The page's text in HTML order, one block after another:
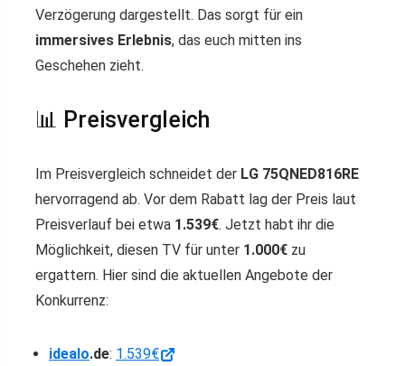
Verzögerung dargestellt. Das sorgt für ein
immersives Erlebnis, das euch mitten ins
Geschehen zieht.
📊 Preisvergleich
Im Preisvergleich schneidet der LG 75QNED816RE
hervorragend ab. Vor dem Rabatt lag der Preis laut
Preisverlauf bei etwa 1.539€. Jetzt habt ihr die
Möglichkeit, diesen TV für unter 1.000€ zu
ergattern. Hier sind die aktuellen Angebote der
Konkurrenz:
idealo.de: 1.539€